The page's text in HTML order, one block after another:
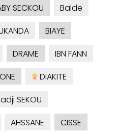
SECKOU
Balde
BIAYE
DRAME
IBN FANN
DIAKITE
SEKOU
AHSSANE
CISSE